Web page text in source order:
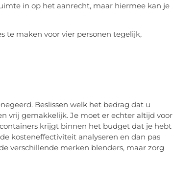
in op het aanrecht, maar hiermee kan je
te maken voor vier personen tegelijk,
Beslissen welk het bedrag dat u
vrij gemakkelijk. Je moet er echter altijd voor
krijgt binnen het budget dat je hebt
kosteneffectiviteit analyseren en dan pas
verschillende merken blenders, maar zorg